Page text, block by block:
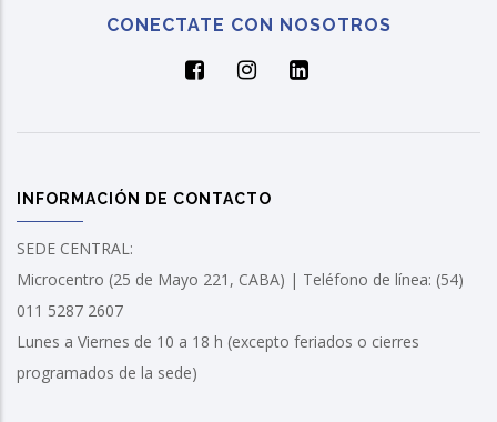
CONECTATE CON NOSOTROS
INFORMACIÓN DE CONTACTO
SEDE CENTRAL:
Microcentro (25 de Mayo 221, CABA) | Teléfono de línea: (54)
011 5287 2607
Lunes a Viernes de 10 a 18 h (excepto feriados o cierres
programados de la sede)